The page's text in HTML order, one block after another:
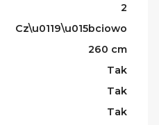
2
Cz\u0119\u015bciowo
260 cm
Tak
Tak
Tak